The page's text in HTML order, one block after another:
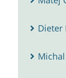
Dieter